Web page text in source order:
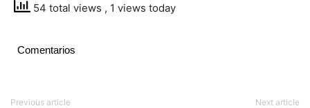
54 total views , 1 views today
Comentarios
Previous article Next article